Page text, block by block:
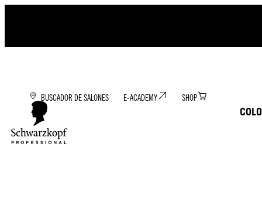
BUSCADOR DE SALONES E-ACADEMY SHOP